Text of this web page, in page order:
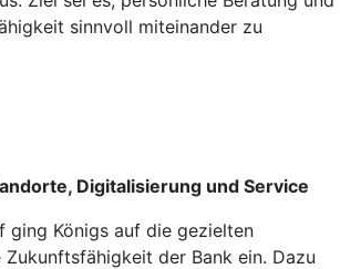
sinnvoll miteinander zu
Digitalisierung und Service
ging Königs auf die gezielten
der Bank ein. Dazu